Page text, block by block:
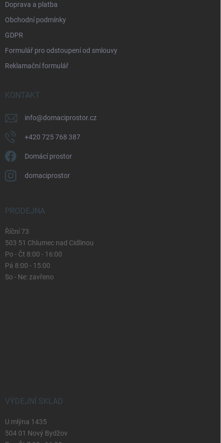
Doprava a platba
Obchodní podmínky
GDPR
Formulář pro odstoupení od smlouvy
Reklamační formulář
KONTAKT
info@domaciprostor.cz
+420 725 768 387
Domácí prostor
domaciprostor
PRODEJNA
Říční 73
503 51 Chlumec nad Cidlinou
Po - Čt 8:00 - 16:00
Pá 8:00 - 15:00
So - Ne: zavřeno
VÝDEJNÍ SKLAD
U mlýna 1435
504 01 Nový Bydžov